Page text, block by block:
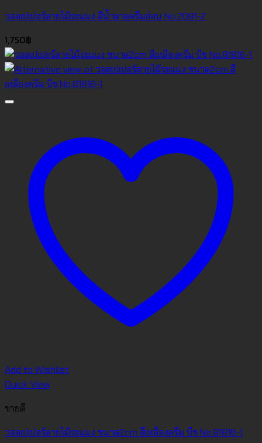
วอลเปเปอร์ลายไม้ระแนง สีน้ำตาลครีมอ่อน No.2081-2
1,750฿
Add to Wishlist
Quick View
ขายดี
วอลเปเปอร์ลายไม้ระแนง ขนาด2cm สีเหลืองครีม บีช No.81816-1